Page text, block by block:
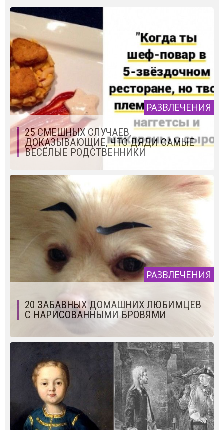
РАЗВЛЕЧЕНИЯ
25 СМЕШНЫХ СЛУЧАЕВ,
ДОКАЗЫВАЮЩИЕ, ЧТО ДЯДИ САМЫЕ
ВЕСЁЛЫЕ РОДСТВЕННИКИ
РАЗВЛЕЧЕНИЯ
20 ЗАБАВНЫХ ДОМАШНИХ ЛЮБИМЦЕВ
С НАРИСОВАННЫМИ БРОВЯМИ